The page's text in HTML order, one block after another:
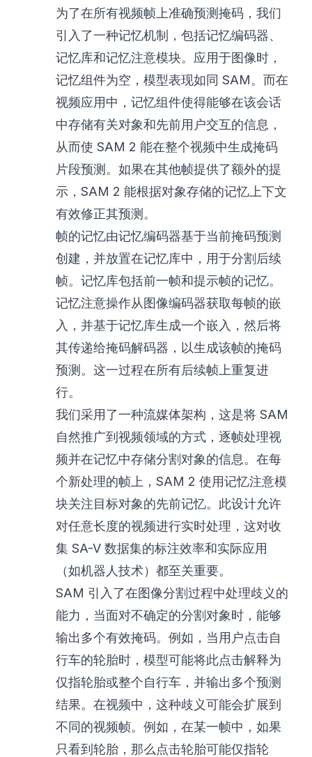
为了在所有视频帧上准确预测掩码，我们
引入了一种记忆机制，包括记忆编码器、
记忆库和记忆注意模块。应用于图像时，
记忆组件为空，模型表现如同 SAM。而在
视频应用中，记忆组件使得能够在该会话
中存储有关对象和先前用户交互的信息，
从而使 SAM 2 能在整个视频中生成掩码
片段预测。如果在其他帧提供了额外的提
示，SAM 2 能根据对象存储的记忆上下文
有效修正其预测。
帧的记忆由记忆编码器基于当前掩码预测
创建，并放置在记忆库中，用于分割后续
帧。记忆库包括前一帧和提示帧的记忆。
记忆注意操作从图像编码器获取每帧的嵌
入，并基于记忆库生成一个嵌入，然后将
其传递给掩码解码器，以生成该帧的掩码
预测。这一过程在所有后续帧上重复进
行。
我们采用了一种流媒体架构，这是将 SAM
自然推广到视频领域的方式，逐帧处理视
频并在记忆中存储分割对象的信息。在每
个新处理的帧上，SAM 2 使用记忆注意模
块关注目标对象的先前记忆。此设计允许
对任意长度的视频进行实时处理，这对收
集 SA-V 数据集的标注效率和实际应用
（如机器人技术）都至关重要。
SAM 引入了在图像分割过程中处理歧义的
能力，当面对不确定的分割对象时，能够
输出多个有效掩码。例如，当用户点击自
行车的轮胎时，模型可能将此点击解释为
仅指轮胎或整个自行车，并输出多个预测
结果。在视频中，这种歧义可能会扩展到
不同的视频帧。例如，在某一帧中，如果
只看到轮胎，那么点击轮胎可能仅指轮